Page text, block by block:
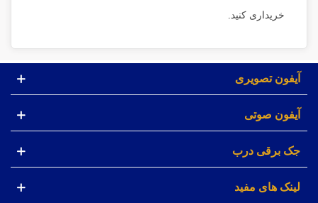
خریداری کنید.
آیفون تصویری
آیفون صوتی
جک برقی درب
لینک های مفید